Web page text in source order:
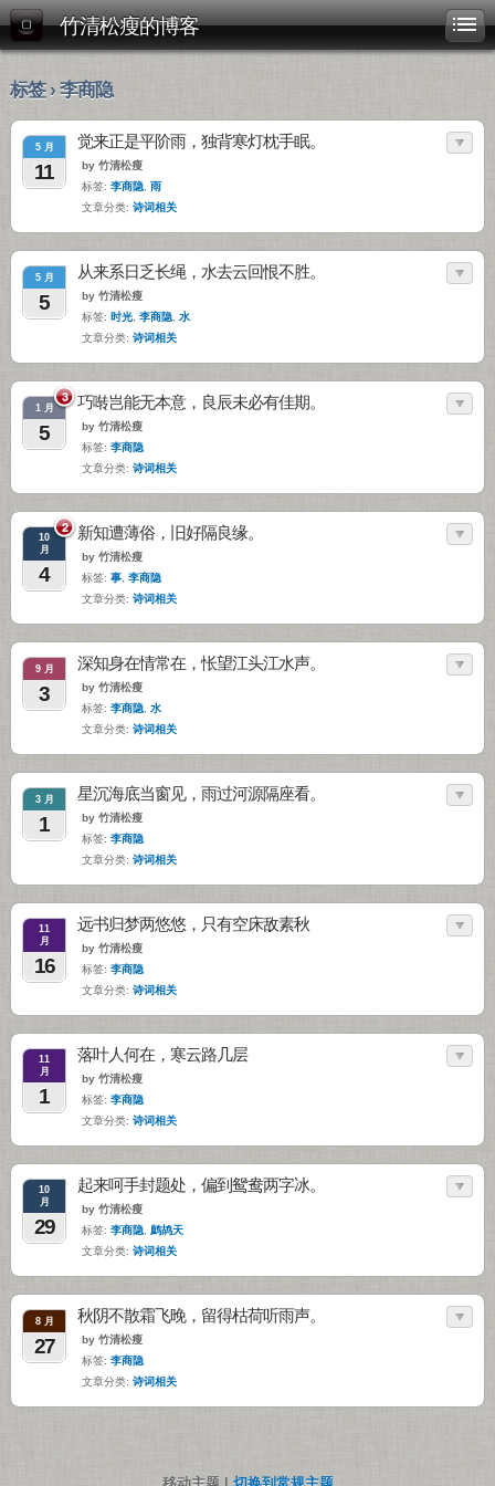
竹清松瘦的博客
标签 › 李商隐
5 月
11
觉来正是平阶雨，独背寒灯枕手眠。
by 竹清松瘦
标签: 李商隐 雨
文章分类: 诗词相关
5 月
5
从来系日乏长绳，水去云回恨不胜。
by 竹清松瘦
标签: 时光 李商隐 水
文章分类: 诗词相关
3
1 月
5
巧啭岂能无本意，良辰未必有佳期。
by 竹清松瘦
标签: 李商隐
文章分类: 诗词相关
2
10
月
4
新知遭薄俗，旧好隔良缘。
by 竹清松瘦
标签: 事 李商隐
文章分类: 诗词相关
9 月
3
深知身在情常在，怅望江头江水声。
by 竹清松瘦
标签: 李商隐 水
文章分类: 诗词相关
3 月
1
星沉海底当窗见，雨过河源隔座看。
by 竹清松瘦
标签: 李商隐
文章分类: 诗词相关
11
月
16
远书归梦两悠悠，只有空床敌素秋
by 竹清松瘦
标签: 李商隐
文章分类: 诗词相关
11
月
1
落叶人何在，寒云路几层
by 竹清松瘦
标签: 李商隐
文章分类: 诗词相关
10
月
29
起来呵手封题处，偏到鸳鸯两字冰。
by 竹清松瘦
标签: 李商隐 鹧鸪天
文章分类: 诗词相关
8 月
27
秋阴不散霜飞晚，留得枯荷听雨声。
by 竹清松瘦
标签: 李商隐
文章分类: 诗词相关